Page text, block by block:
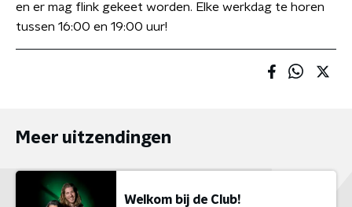
en er mag flink gekeet worden. Elke werkdag te horen
tussen 16:00 en 19:00 uur!
Meer uitzendingen
Welkom bij de Club!